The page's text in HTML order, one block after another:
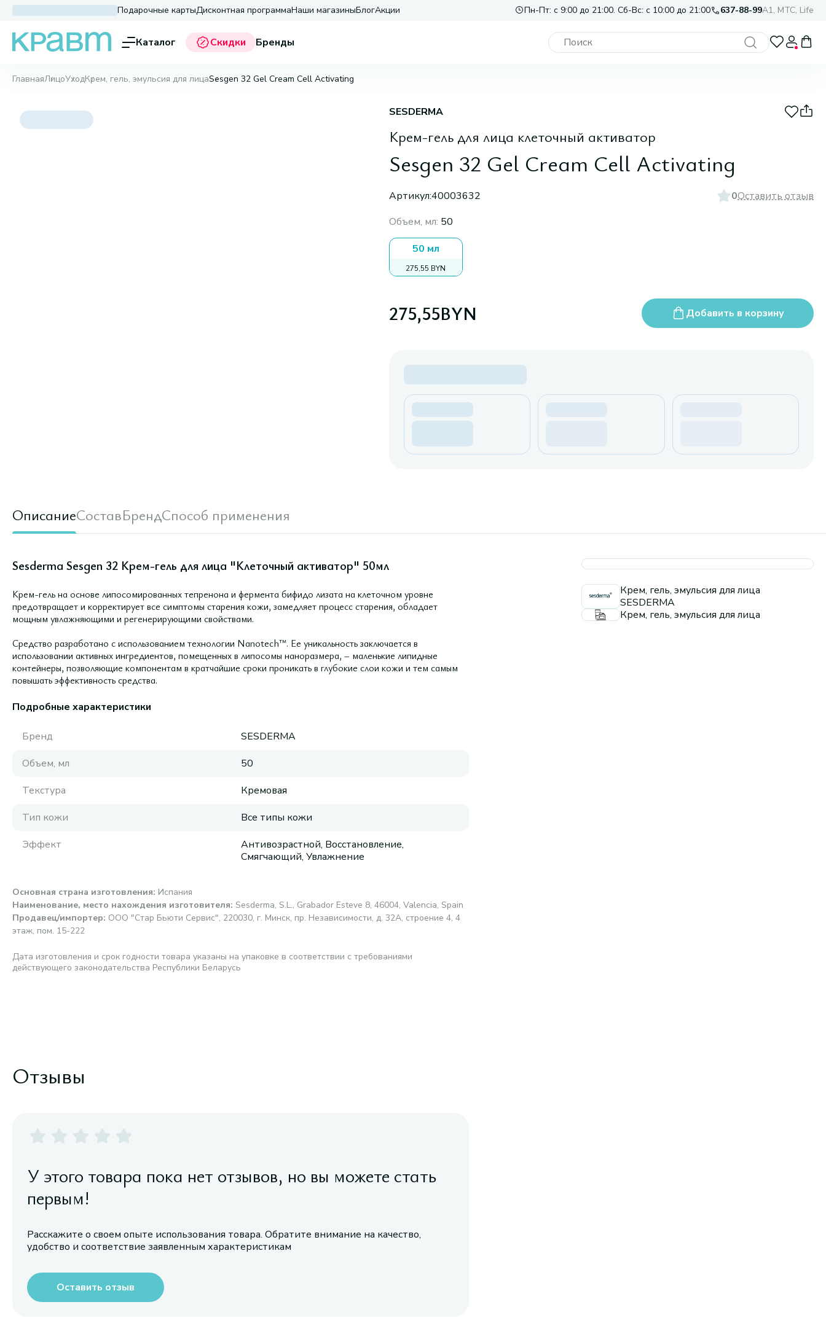
Подарочные картыДисконтная программаНаши магазиныБлогАкции Пн-Пт: с 9:00 до 21:00. Сб-Вс: с 10:00 до 21:00 637-88-99A1, МТС, Life
Каталог Скидки Бренды
ГлавнаяЛицоУходКрем, гель, эмульсия для лицаSesgen 32 Gel Cream Cell Activating
SESDERMA
Крем-гель для лица клеточный активатор
Sesgen 32 Gel Cream Cell Activating
Артикул:40003632 0Оставить отзыв
Объем, мл: 50
50 мл
275,55 BYN
275,55BYN Добавить в корзину
ОписаниеСоставБрендСпособ применения
Sesderma Sesgen 32 Крем-гель для лица "Клеточный активатор" 50мл
Крем-гель на основе липосомированных тепренона и фермента бифидо лизата на клеточном уровне
предотвращает и корректирует все симптомы старения кожи, замедляет процесс старения, обладает
мощным увлажняющими и регенерирующими свойствами.
Средство разработано с использованием технологии Nanotech™. Ее уникальность заключается в
использовании активных ингредиентов, помещенных в липосомы наноразмера, – маленькие липидные
контейнеры, позволяющие компонентам в кратчайшие сроки проникать в глубокие слои кожи и тем самым
повышать эффективность средства.
Подробные характеристики
Бренд
SESDERMA
Объем, мл
50
Текстура
Кремовая
Тип кожи
Все типы кожи
Эффект
Антивозрастной, Восстановление,
Смягчающий, Увлажнение
Основная страна изготовления: Испания
Наименование, место нахождения изготовителя: Sesderma, S.L., Grabador Esteve 8, 46004, Valencia, Spain
Продавец/импортер: ООО "Стар Бьюти Сервис", 220030, г. Минск, пр. Независимости, д. 32А, строение 4, 4
этаж, пом. 15-222
Дата изготовления и срок годности товара указаны на упаковке в соответствии с требованиями
действующего законодательства Республики Беларусь
Крем, гель, эмульсия для лица
SESDERMA
Крем, гель, эмульсия для лица
Отзывы
У этого товара пока нет отзывов, но вы можете стать
первым!
Расскажите о своем опыте использования товара. Обратите внимание на качество,
удобство и соответствие заявленным характеристикам
Оставить отзыв